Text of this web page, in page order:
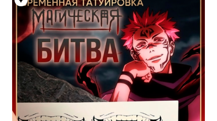
выбрать
на
странице
товара.